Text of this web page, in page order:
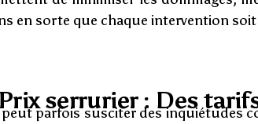
en sorte que chaque intervention
Prix serrurier : Des
parfois susciter des inquiétudes